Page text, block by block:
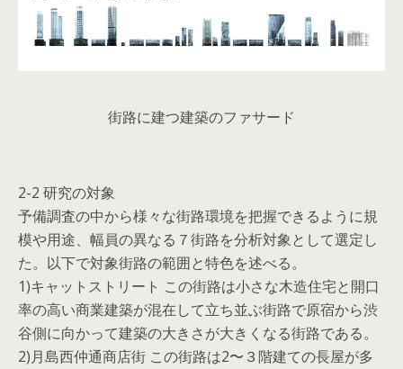
街路に建つ建築のファサード
2-2 研究の対象
予備調査の中から様々な街路環境を把握できるように規
模や用途、幅員の異なる７街路を分析対象として選定し
た。以下で対象街路の範囲と特色を述べる。
1)キャットストリート この街路は小さな木造住宅と開口
率の高い商業建築が混在して立ち並ぶ街路で原宿から渋
谷側に向かって建築の大きさが大きくなる街路である。
2)月島西仲通商店街 この街路は2〜３階建ての長屋が多